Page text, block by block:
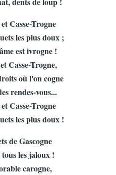
Casse-Trogne
les plus doux ;
est ivrogne !
Casse-Trogne,
où l'on cogne
rendes-vous...
Casse-Trogne
les plus doux !
de Gascogne
les jaloux !
carogne,